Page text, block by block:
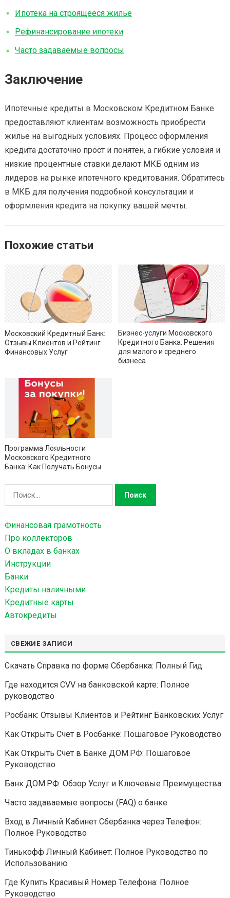
Ипотека на строящееся жилье
Рефинансирование ипотеки
Часто задаваемые вопросы
Заключение
Ипотечные кредиты в Московском Кредитном Банке
предоставляют клиентам возможность приобрести
жилье на выгодных условиях. Процесс оформления
кредита достаточно прост и понятен, а гибкие условия и
низкие процентные ставки делают МКБ одним из
лидеров на рынке ипотечного кредитования. Обратитесь
в МКБ для получения подробной консультации и
оформления кредита на покупку вашей мечты.
Похожие статьи
Московский Кредитный Банк:
Отзывы Клиентов и Рейтинг
Финансовых Услуг
Бизнес-услуги Московского
Кредитного Банка: Решения
для малого и среднего
бизнеса
Программа Лояльности
Московского Кредитного
Банка: Как Получать Бонусы
а
т
и
:
Финансовая грамотность
Про коллекторов
О вкладах в банках
Инструкции
Банки
Кредиты наличными
Кредитные карты
Автокредиты
СВЕЖИЕ ЗАПИСИ
Скачать Справка по форме Сбербанка: Полный Гид
Где находится CVV на банковской карте: Полное
руководство
Росбанк: Отзывы Клиентов и Рейтинг Банковских Услуг
Как Открыть Счет в Росбанке: Пошаговое Руководство
Как Открыть Счет в Банке ДОМ.РФ: Пошаговое
Руководство
Банк ДОМ.РФ: Обзор Услуг и Ключевые Преимущества
Часто задаваемые вопросы (FAQ) о банке
Вход в Личный Кабинет Сбербанка через Телефон:
Полное Руководство
Тинькофф Личный Кабинет: Полное Руководство по
Использованию
Где Купить Красивый Номер Телефона: Полное
Руководство